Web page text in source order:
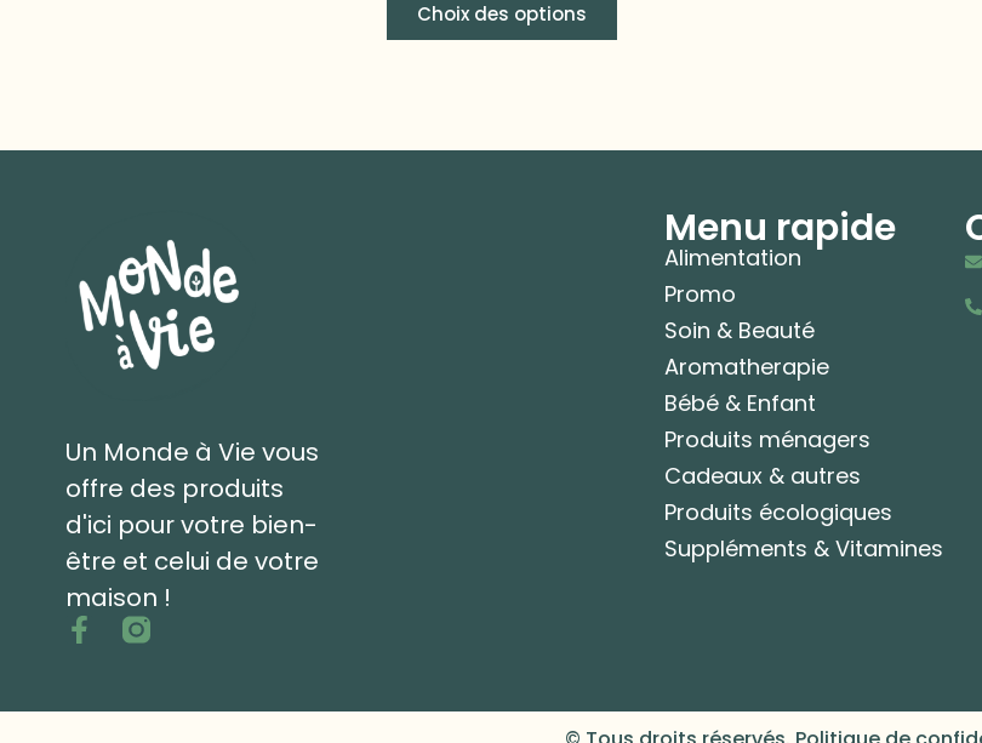
Choix des options
Un Monde à Vie vous
offre des produits
d'ici pour votre bien-
être et celui de votre
maison !
Menu rapide
Alimentation
Promo
Soin & Beauté
Aromatherapie
Bébé & Enfant
Produits ménagers
Cadeaux & autres
Produits écologiques
Suppléments & Vitamines